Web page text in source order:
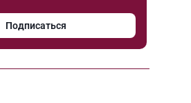
Подписаться